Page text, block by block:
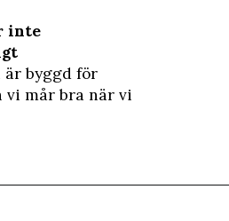
inte
är byggd för
vi mår bra när vi